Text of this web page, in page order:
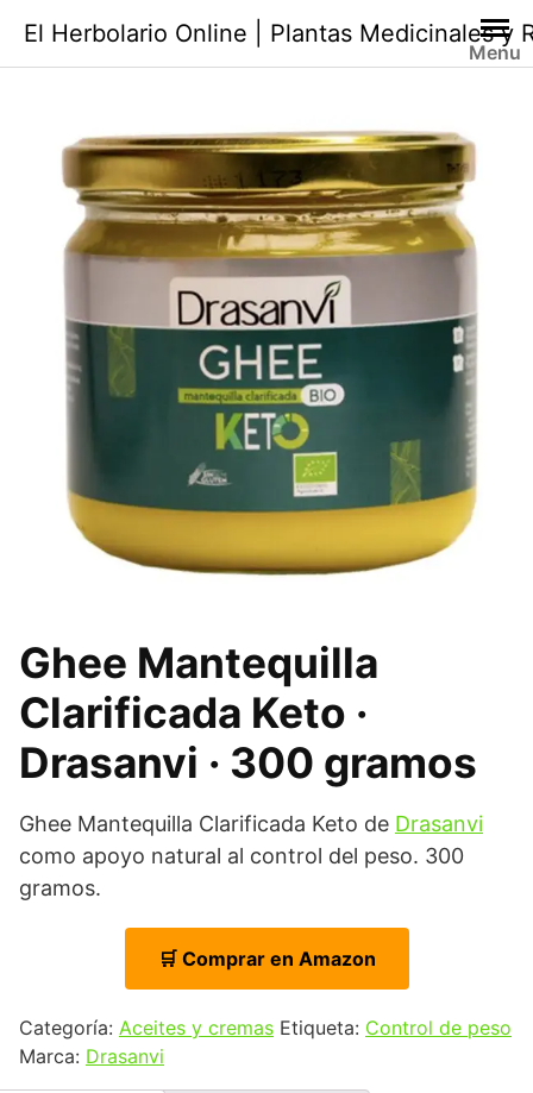
contenido
El Herbolario Online | Plantas Medicinales y
Menu
Ghee Mantequilla
Clarificada Keto ·
Drasanvi · 300 gramos
Ghee Mantequilla Clarificada Keto de Drasanvi
como apoyo natural al control del peso. 300
gramos.
🛒 Comprar en Amazon
Categoría: Aceites y cremas Etiqueta: Control de peso
Marca: Drasanvi